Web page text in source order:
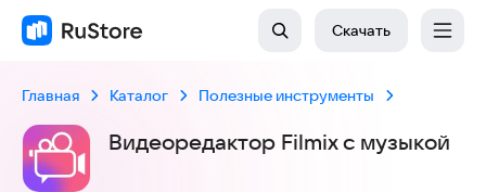
Скачать
Главная Каталог Полезные инструменты
Видеоредактор Filmix с музыкой